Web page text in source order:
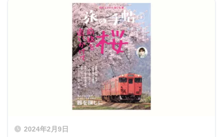
2024年2月9日